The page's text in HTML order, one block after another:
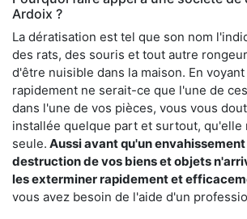
Ardoix ?
La dératisation est tel que son nom
des rats, des souris et tout autre
d'être nuisible dans la maison. En
rapidement ne serait-ce que l'une de
dans l'une de vos pièces, vous vous
installée quelque part et surtout, qu'elle
seule. Aussi avant qu'un
destruction de vos biens et objets
les exterminer rapidement et
vous avez besoin de l'aide d'un